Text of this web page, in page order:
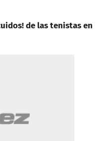
de las tenistas en